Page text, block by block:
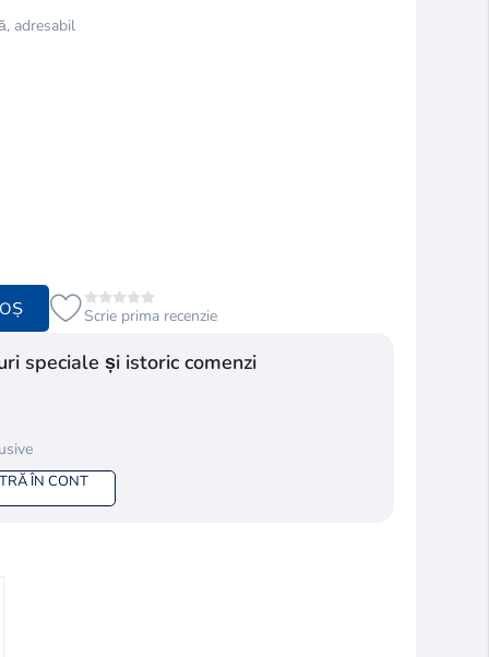
adresabil
Scrie prima recenzie
speciale și istoric comenzi
ÎN CONT